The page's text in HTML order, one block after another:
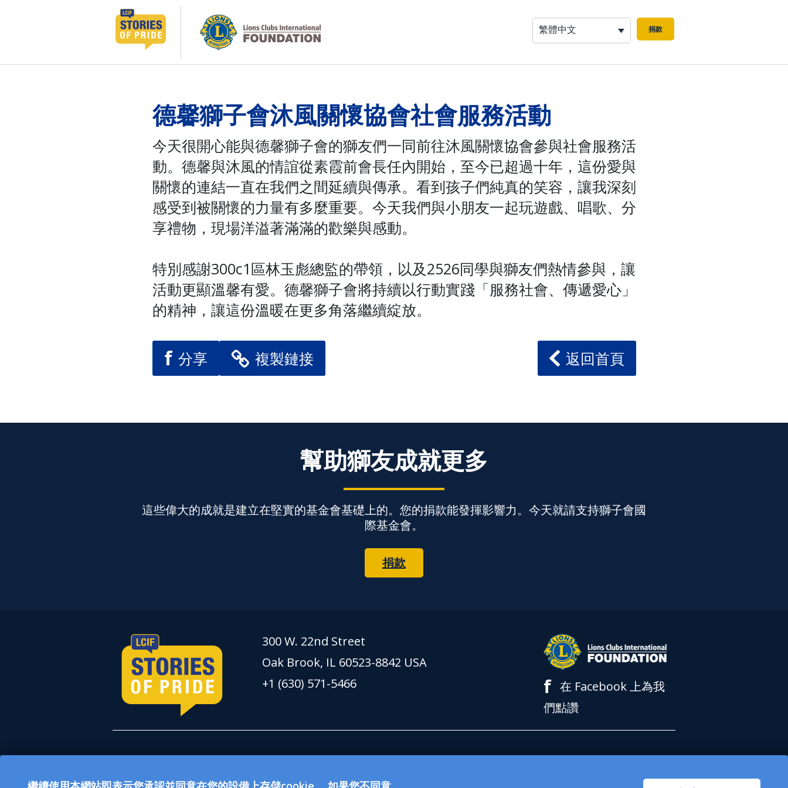
內
繁體中文 捐款
德馨獅子會沐風關懷協會社會服務活動
今天很開心能與德馨獅子會的獅友們一同前往沐風關懷協會參與社會服務活
動。德馨與沐風的情誼從素霞前會長任內開始，至今已超過十年，這份愛與
關懷的連結一直在我們之間延續與傳承。看到孩子們純真的笑容，讓我深刻
感受到被關懷的力量有多麼重要。今天我們與小朋友一起玩遊戲、唱歌、分
享禮物，現場洋溢著滿滿的歡樂與感動。
特別感謝300c1區林玉彪總監的帶領，以及2526同學與獅友們熱情參與，讓
活動更顯溫馨有愛。德馨獅子會將持續以行動實踐「服務社會、傳遞愛心」
的精神，讓這份溫暖在更多角落繼續綻放。
f 分享 複製鏈接 返回首頁
幫助獅友成就更多
這些偉大的成就是建立在堅實的基金會基礎上的。您的捐款能發揮影響力。今天就請支持獅子會國
際基金會。
捐款
300 W. 22nd Street
Oak Brook, IL 60523-8842 USA
+1 (630) 571-5466
f 在 Facebook 上為我
們點讚
公眾慈善組織。國際獅子會（LCI）是501(c)(4) 免稅社會福利組織，不符合資格接受或募集慈善捐款。LCI